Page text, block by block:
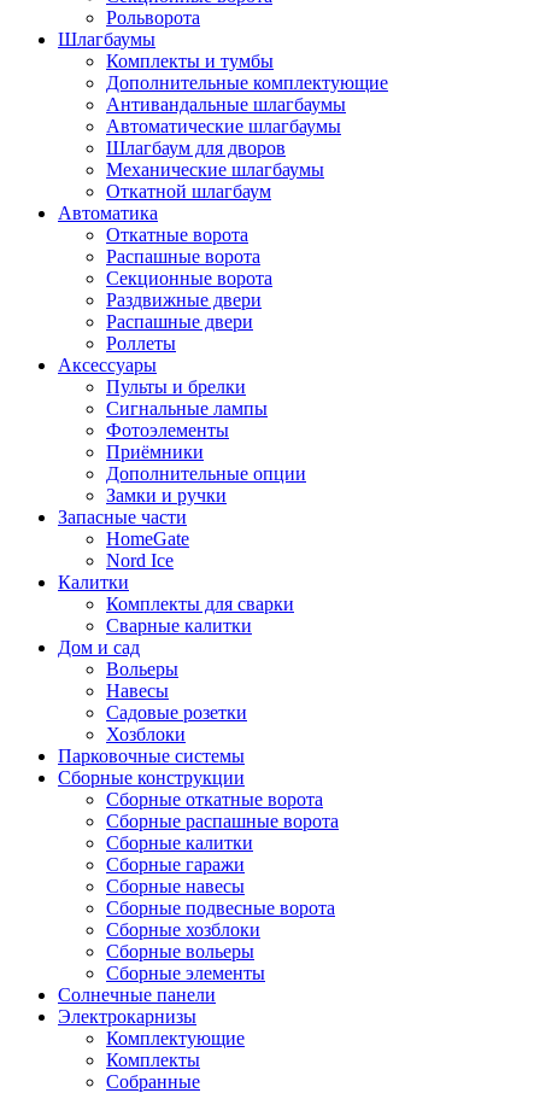
Рольворота
Шлагбаумы
Комплекты и тумбы
Дополнительные комплектующие
Антивандальные шлагбаумы
Автоматические шлагбаумы
Шлагбаум для дворов
Механические шлагбаумы
Откатной шлагбаум
Автоматика
Откатные ворота
Распашные ворота
Секционные ворота
Раздвижные двери
Распашные двери
Роллеты
Аксессуары
Пульты и брелки
Сигнальные лампы
Фотоэлементы
Приёмники
Дополнительные опции
Замки и ручки
Запасные части
HomeGate
Nord Ice
Калитки
Комплекты для сварки
Сварные калитки
Дом и сад
Вольеры
Навесы
Садовые розетки
Хозблоки
Парковочные системы
Сборные конструкции
Сборные откатные ворота
Сборные распашные ворота
Сборные калитки
Сборные гаражи
Сборные навесы
Сборные подвесные ворота
Сборные хозблоки
Сборные вольеры
Сборные элементы
Солнечные панели
Электрокарнизы
Комплектующие
Комплекты
Собранные